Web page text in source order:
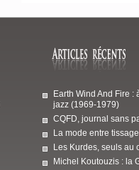
Earth Wind And Fire :
jazz (1969-1979)
CQFD, journal sans
La mode entre
Les Kurdes, seuls au
Michel Koutouzis : la